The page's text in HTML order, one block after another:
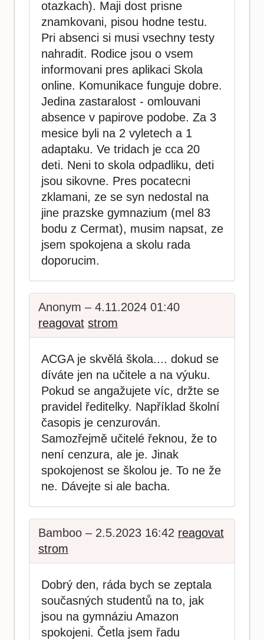
otazkach). Maji dost prisne
znamkovani, pisou hodne testu.
Pri absenci si musi vsechny testy
nahradit. Rodice jsou o vsem
informovani pres aplikaci Skola
online. Komunikace funguje dobre.
Jedina zastaralost - omlouvani
absence v papirove podobe. Za 3
mesice byli na 2 vyletech a 1
adaptaku. Ve tridach je cca 20
deti. Neni to skola odpadliku, deti
jsou sikovne. Pres pocatecni
zklamani, ze se syn nedostal na
jine prazske gymnazium (mel 83
bodu z Cermat), musim napsat, ze
jsem spokojena a skolu rada
doporucim.
Anonym – 4.11.2024 01:40
reagovat strom
ACGA je skvělá škola.... dokud se
díváte jen na učitele a na výuku.
Pokud se angažujete víc, držte se
pravidel ředitelky. Například školní
časopis je cenzurován.
Samozřejmě učitelé řeknou, že to
není cenzura, ale je. Jinak
spokojenost se školou je. To ne že
ne. Dávejte si ale bacha.
Bamboo – 2.5.2023 16:42 reagovat
strom
Dobrý den, ráda bych se zeptala
současných studentů na to, jak
jsou na gymnáziu Amazon
spokojeni. Četla jsem řadu